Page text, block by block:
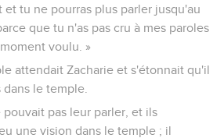
et tu ne pourras plus parler jusqu'au
que tu n'as pas cru à mes paroles
voulu. »
attendait Zacharie et s'étonnait qu'il
dans le temple.
pas leur parler, et ils
une vision dans le temple ; il